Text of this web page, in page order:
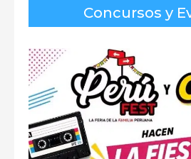
Concursos y